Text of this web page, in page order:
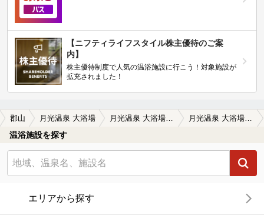
【ニフティライフスタイル株主優待のご案
内】
株主優待制度で人気の温浴施設に行こう！対象施設が
拡充されました！
郡山 月光温泉 大浴場
温浴施設を探す
エリアから探す